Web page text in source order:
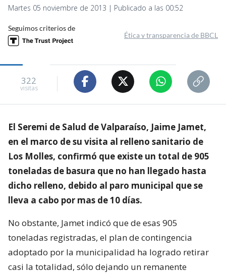
Martes 05 noviembre de 2013 | Publicado a las 00:52
Seguimos criterios de
Ética y transparencia de BBCL
322
visitas
El Seremi de Salud de Valparaíso, Jaime Jamet,
en el marco de su visita al relleno sanitario de
Los Molles, confirmó que existe un total de 905
toneladas de basura que no han llegado hasta
dicho relleno, debido al paro municipal que se
lleva a cabo por mas de 10 días.
No obstante, Jamet indicó que de esas 905
toneladas registradas, el plan de contingencia
adoptado por la municipalidad ha logrado retirar
casi la totalidad, sólo dejando un remanente